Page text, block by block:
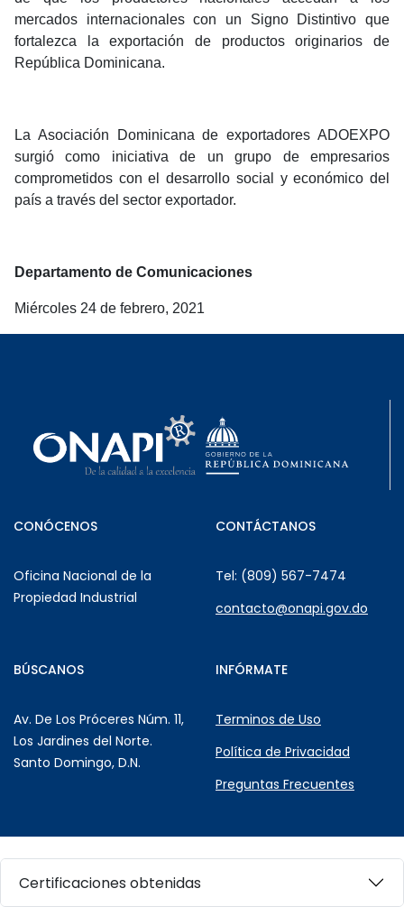
mercados internacionales con un Signo Distintivo que
fortalezca la exportación de productos originarios de
República Dominicana.
La Asociación Dominicana de exportadores ADOEXPO
surgió como iniciativa de un grupo de empresarios
comprometidos con el desarrollo social y económico del
país a través del sector exportador.
Departamento de Comunicaciones
Miércoles 24 de febrero, 2021
CONÓCENOS
Oficina Nacional de la
Propiedad Industrial
CONTÁCTANOS
Tel: (809) 567-7474
contacto@onapi.gov.do
BÚSCANOS
Av. De Los Próceres Núm. 11,
Los Jardines del Norte.
Santo Domingo, D.N.
INFÓRMATE
Terminos de Uso
Política de Privacidad
Preguntas Frecuentes
Certificaciones obtenidas